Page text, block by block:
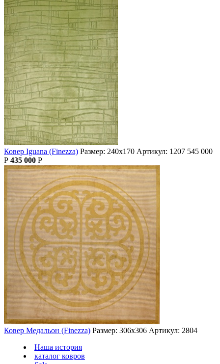
Ковер Iguana (Finezza) Размер: 240х170 Артикул: 1207 545 000
Р 435 000 Р
Ковер Медальон (Finezza) Размер: 306х306 Артикул: 2804
Наша история
каталог ковров